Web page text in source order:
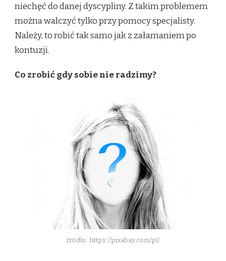
niechęć do danej dyscypliny. Z takim problemem
można walczyć tylko przy pomocy specjalisty.
Należy, to robić tak samo jak z załamaniem po
kontuzji.
Co zrobić gdy sobie nie radzimy?
źródło: https://pixabay.com/pl/